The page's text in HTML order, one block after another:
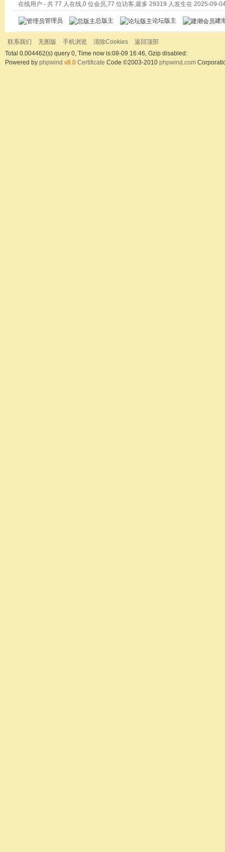
在线用户 - 共 77 人在线,0 位会员,77 位访客,最多 29319 人发生在 2025-09-
管理员 总版主 论坛版主 建
联系我们 无图版 手机浏览 清除Cookies
返回顶部
Total 0.004462(s) query 0, Time now is:08-09 16:46, Gzip disabled:
Powered by phpwind v8.0 Certificate Code ©2003-2010 phpwind.com